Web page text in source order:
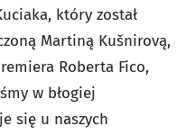
który został
Martiną Kušnirovą,
Roberta Fico,
w błogiej
się u naszych